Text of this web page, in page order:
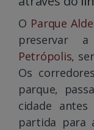
O Parque
preservar
Petrópolis,
Os
parque,
cidade
partida para